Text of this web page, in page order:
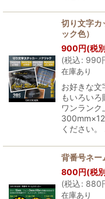
切り文字カ
ック色）
900円(税
(税込: 990
在庫あり
お好きな文
もいろい
ワンラン
ください
背番号ネー
800円(税
(税込: 880
在庫あり